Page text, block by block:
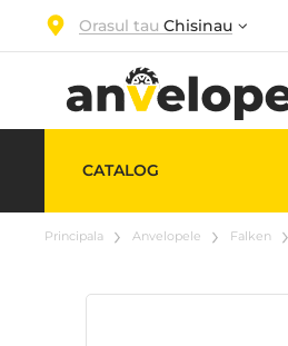
Orasul tau Chisinau
CATALOG
Principala Anvelopele Falken